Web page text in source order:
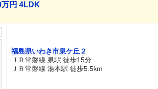
円 4LDK
福島県いわき市泉ケ丘２
ＪＲ常磐線 泉駅 徒歩15分
ＪＲ常磐線 湯本駅 徒歩5.5km